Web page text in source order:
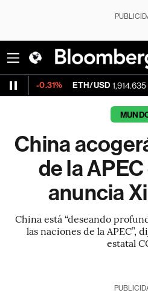
ETH/USD 1,914.635 -0.23%
China
de la
anuncia
China está “deseando
las naciones de la APEC”,
estatal